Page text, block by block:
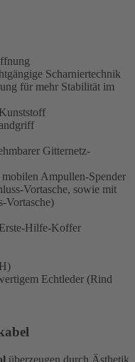
Scharniertechnik
für mehr Stabilität im
Gitternetz-
Ampullen-Spender
Vortasche, sowie mit
Vortasche)
Hilfe-Koffer
Echtleder (Rind